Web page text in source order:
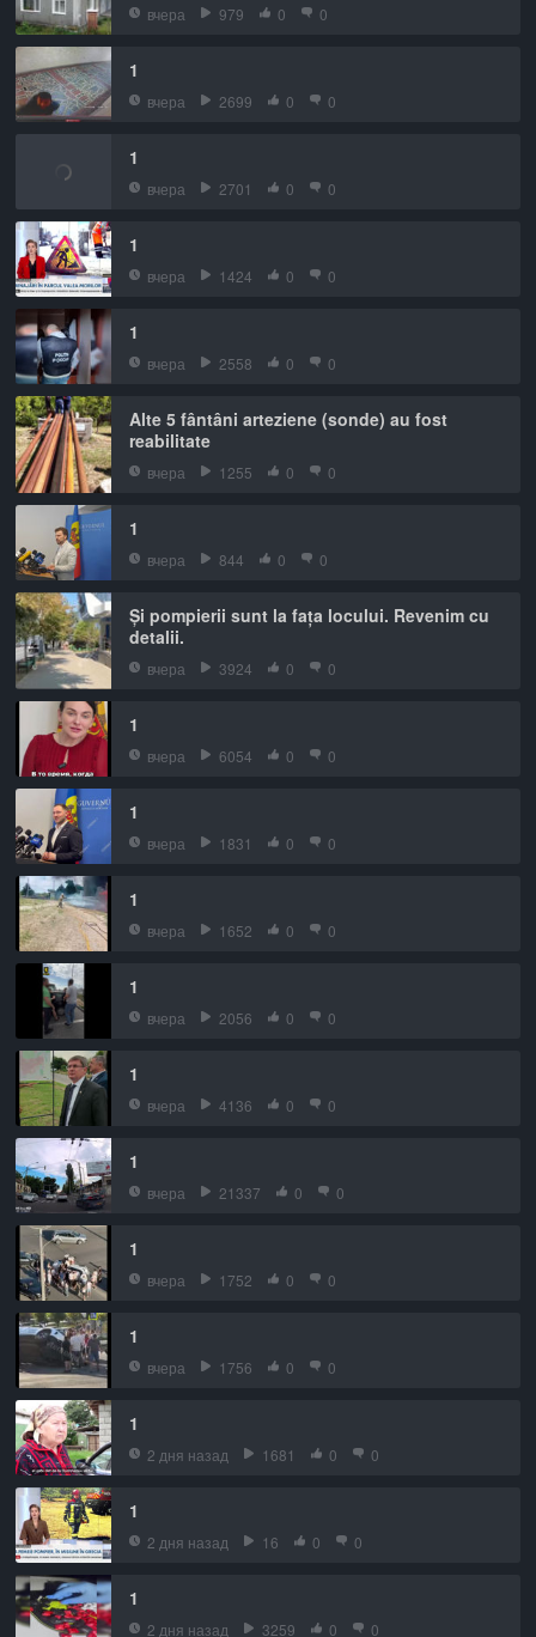
вчера 979 0 0
1
вчера 2699 0 0
1
вчера 2701 0 0
1
вчера 1424 0 0
1
вчера 2558 0 0
Alte 5 fântâni arteziene (sonde) au fost
reabilitate
вчера 1255 0 0
1
вчера 844 0 0
Și pompierii sunt la fața locului. Revenim cu
detalii.
вчера 3924 0 0
1
вчера 6054 0 0
1
вчера 1831 0 0
1
вчера 1652 0 0
1
вчера 2056 0 0
1
вчера 4136 0 0
1
вчера 21337 0 0
1
вчера 1752 0 0
1
вчера 1756 0 0
1
2 дня назад 1681 0 0
1
2 дня назад 16 0 0
1
2 дня назад 3259 0 0